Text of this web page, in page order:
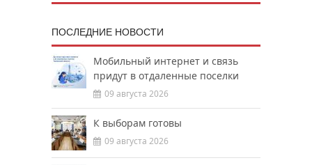
ПОСЛЕДНИЕ НОВОСТИ
Мобильный интернет и связь
придут в отдаленные поселки
09 августа 2026
К выборам готовы
09 августа 2026